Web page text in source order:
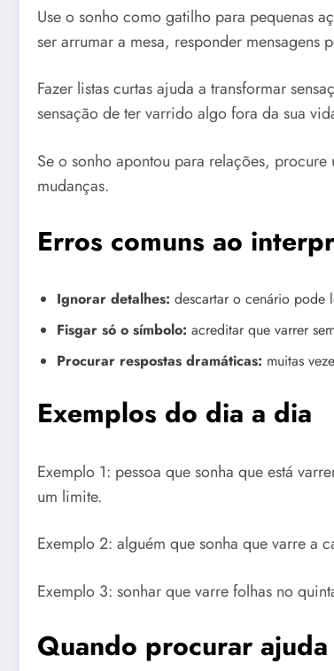
Use o sonho como gatilho para pequenas
ser arrumar a mesa, responder mensagens
Fazer listas curtas ajuda a transformar
sensação de ter varrido algo fora da sua
Se o sonho apontou para relações,
mudanças.
Erros comuns ao
Ignorar detalhes: descartar o cenário pode
Fisgar só o símbolo: acreditar que varrer
Procurar respostas dramáticas: muitas
Exemplos do dia a dia
Exemplo 1: pessoa que sonha que está
um limite.
Exemplo 2: alguém que sonha que varre a
Exemplo 3: sonhar que varre folhas no
Quando procurar